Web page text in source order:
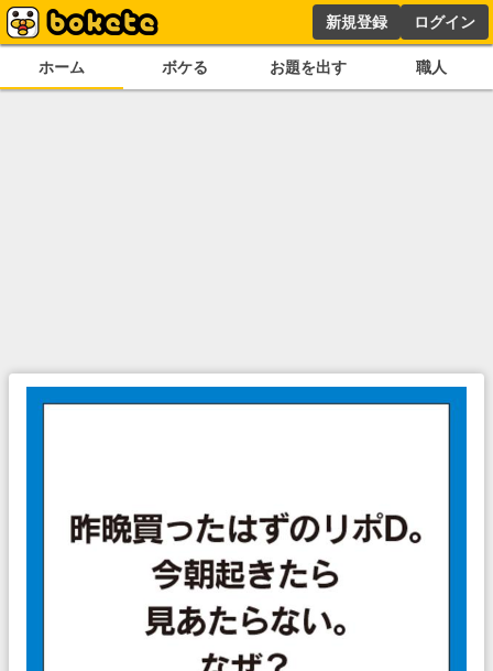
新規登録 ログイン
ホーム ボケる お題を出す 職人